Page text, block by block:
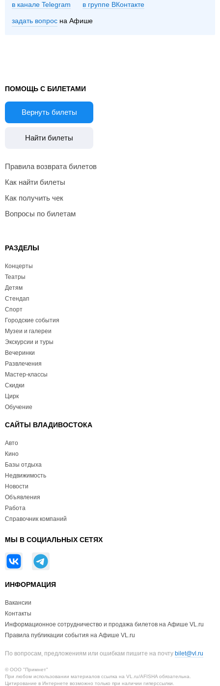
в канале Telegram группе ВКонтакте
задать вопрос на Афише
ПОМОЩЬ С БИЛЕТАМИ
Вернуть билеты
Найти билеты
Правила возврата билетов
Как найти билеты
Как получить чек
Вопросы по билетам
РАЗДЕЛЫ
Концерты
Театры
Детям
Стендап
Спорт
Городские события
Музеи и галереи
Экскурсии и туры
Вечеринки
Развлечения
Мастер-классы
Скидки
Цирк
Обучение
САЙТЫ ВЛАДИВОСТОКА
Авто
Кино
Базы отдыха
Недвижимость
Новости
Объявления
Работа
Справочник компаний
МЫ В СОЦИАЛЬНЫХ СЕТЯХ
ИНФОРМАЦИЯ
Вакансии
Контакты
Информационное сотрудничество и продажа билетов на Афише VL.ru
Правила публикации события на Афише VL.ru
По вопросам, предложениям или ошибкам пишите на почту bilet@vl.ru
© ООО "Примнет"
При любом использовании материалов ссылка на VL.ru/AFISHA обязательна.
Цитирование в Интернете возможно только при наличии гиперссылки.